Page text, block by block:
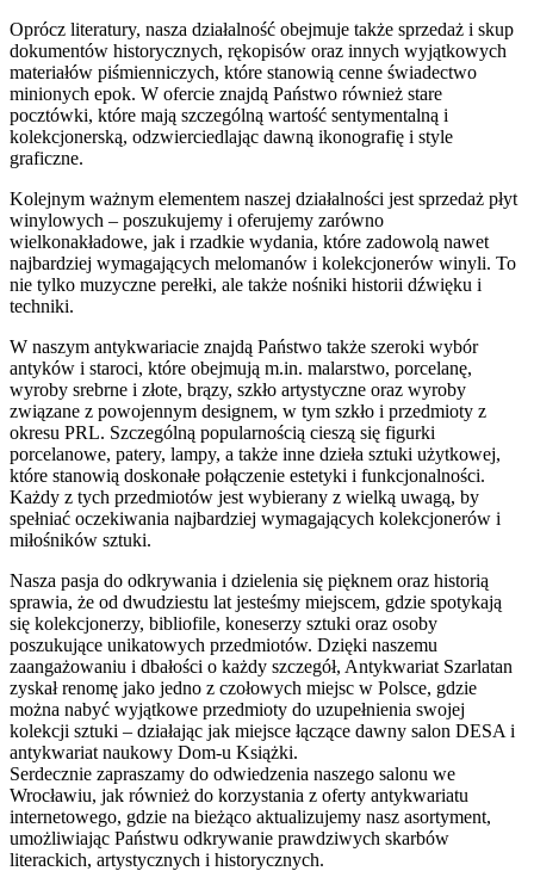
Oprócz literatury, nasza działalność obejmuje także sprzedaż i skup
dokumentów historycznych, rękopisów oraz innych wyjątkowych
materiałów piśmienniczych, które stanowią cenne świadectwo
minionych epok. W ofercie znajdą Państwo również stare
pocztówki, które mają szczególną wartość sentymentalną i
kolekcjonerską, odzwierciedlając dawną ikonografię i style
graficzne.
Kolejnym ważnym elementem naszej działalności jest sprzedaż płyt
winylowych – poszukujemy i oferujemy zarówno
wielkonakładowe, jak i rzadkie wydania, które zadowolą nawet
najbardziej wymagających melomanów i kolekcjonerów winyli. To
nie tylko muzyczne perełki, ale także nośniki historii dźwięku i
techniki.
W naszym antykwariacie znajdą Państwo także szeroki wybór
antyków i staroci, które obejmują m.in. malarstwo, porcelanę,
wyroby srebrne i złote, brązy, szkło artystyczne oraz wyroby
związane z powojennym designem, w tym szkło i przedmioty z
okresu PRL. Szczególną popularnością cieszą się figurki
porcelanowe, patery, lampy, a także inne dzieła sztuki użytkowej,
które stanowią doskonałe połączenie estetyki i funkcjonalności.
Każdy z tych przedmiotów jest wybierany z wielką uwagą, by
spełniać oczekiwania najbardziej wymagających kolekcjonerów i
miłośników sztuki.
Nasza pasja do odkrywania i dzielenia się pięknem oraz historią
sprawia, że od dwudziestu lat jesteśmy miejscem, gdzie spotykają
się kolekcjonerzy, bibliofile, koneserzy sztuki oraz osoby
poszukujące unikatowych przedmiotów. Dzięki naszemu
zaangażowaniu i dbałości o każdy szczegół, Antykwariat Szarlatan
zyskał renomę jako jedno z czołowych miejsc w Polsce, gdzie
można nabyć wyjątkowe przedmioty do uzupełnienia swojej
kolekcji sztuki – działając jak miejsce łączące dawny salon DESA i
antykwariat naukowy Dom-u Książki.
Serdecznie zapraszamy do odwiedzenia naszego salonu we
Wrocławiu, jak również do korzystania z oferty antykwariatu
internetowego, gdzie na bieżąco aktualizujemy nasz asortyment,
umożliwiając Państwu odkrywanie prawdziwych skarbów
literackich, artystycznych i historycznych.